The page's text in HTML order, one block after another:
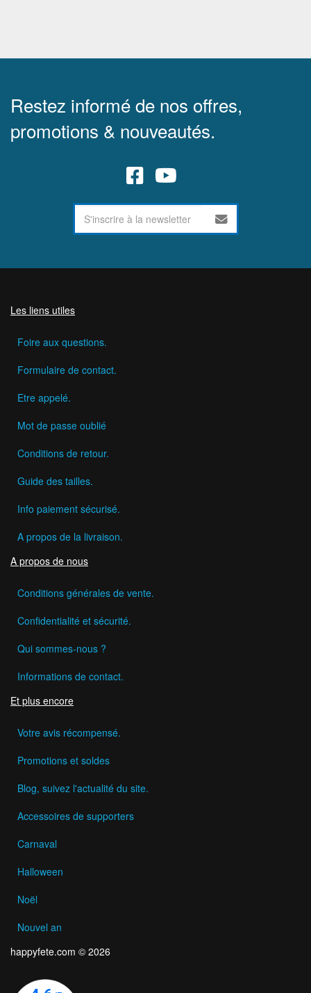
Restez informé de nos offres,
promotions & nouveautés.
Les liens utiles
Foire aux questions.
Formulaire de contact.
Etre appelé.
Mot de passe oublié
Conditions de retour.
Guide des tailles.
Info paiement sécurisé.
A propos de la livraison.
A propos de nous
Conditions générales de vente.
Confidentialité et sécurité.
Qui sommes-nous ?
Informations de contact.
Et plus encore
Votre avis récompensé.
Promotions et soldes
Blog, suivez l'actualité du site.
Accessoires de supporters
Carnaval
Halloween
Noël
Nouvel an
happyfete.com © 2026